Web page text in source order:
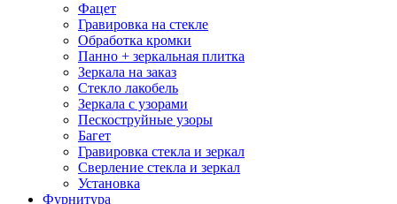
Фацет
Гравировка на стекле
Обработка кромки
Панно + зеркальная плитка
Зеркала на заказ
Стекло лакобель
Зеркала с узорами
Пескоструйные узоры
Багет
Гравировка стекла и зеркал
Сверление стекла и зеркал
Установка
Фурнитура